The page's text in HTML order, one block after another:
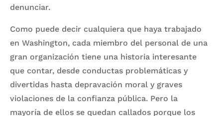
denunciar.
Como puede decir cualquiera que haya trabajado
en Washington, cada miembro del personal de una
gran organización tiene una historia interesante
que contar, desde conductas problemáticas y
divertidas hasta depravación moral y graves
violaciones de la confianza pública. Pero la
mayoría de ellos se quedan callados porque los